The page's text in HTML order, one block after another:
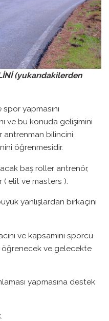
(yukarıdakilerden
yapmasını
ve bu konuda gelişimini
antrenman bilincini
öğrenmesidir.
baş roller antrenör,
elit ve masters ).
yanlışlardan birkaçını
ve kapsamını sporcu
öğrenecek ve gelecekte
yapmasına destek